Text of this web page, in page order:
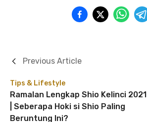
Tips & Lifestyle
Ramalan Lengkap Shio Kelinci 2021
| Seberapa Hoki si Shio Paling
Beruntung Ini?
Previous Article